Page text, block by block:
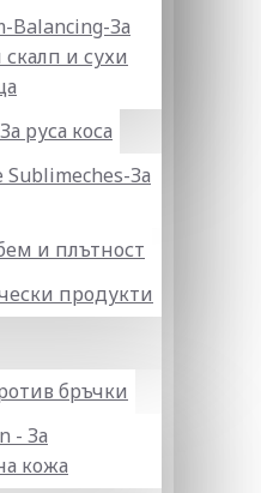
Balancing-За
и сухи
руса коса
За
и плътност
продукти
бръчки
- За
кожа